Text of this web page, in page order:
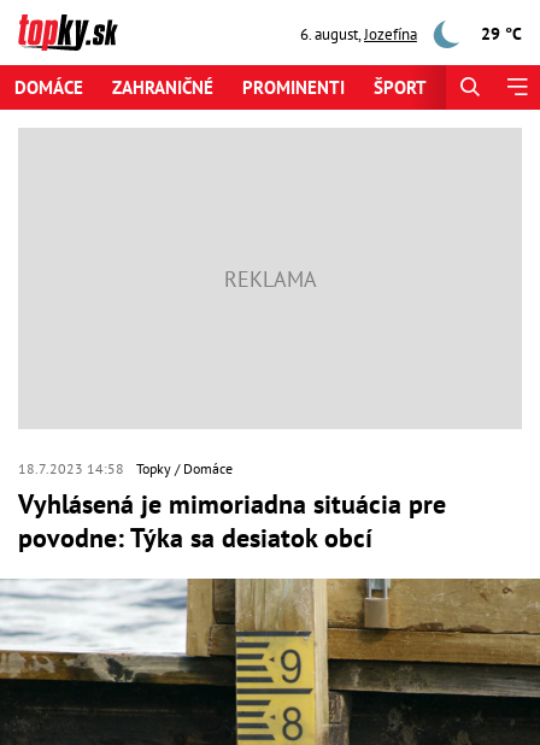
6. august,Jozefína 29 °C
DOMÁCE ZAHRANIČNÉ PROMINENTI ŠPORT
18.7.2023 14:58 Topky Domáce
Vyhlásená je mimoriadna situácia pre
povodne: Týka sa desiatok obcí